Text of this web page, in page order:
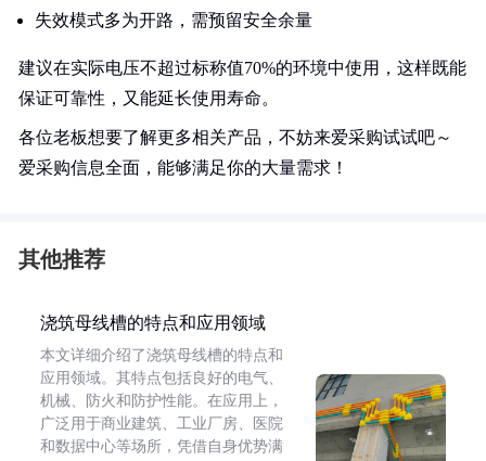
失效模式多为开路，需预留安全余量
建议在实际电压不超过标称值70%的环境中使用，这样既能
保证可靠性，又能延长使用寿命。
各位老板想要了解更多相关产品，不妨来爱采购试试吧～
爱采购信息全面，能够满足你的大量需求！
其他推荐
浇筑母线槽的特点和应用领域
本文详细介绍了浇筑母线槽的特点和
应用领域。其特点包括良好的电气、
机械、防火和防护性能。在应用上，
广泛用于商业建筑、工业厂房、医院
和数据中心等场所，凭借自身优势满